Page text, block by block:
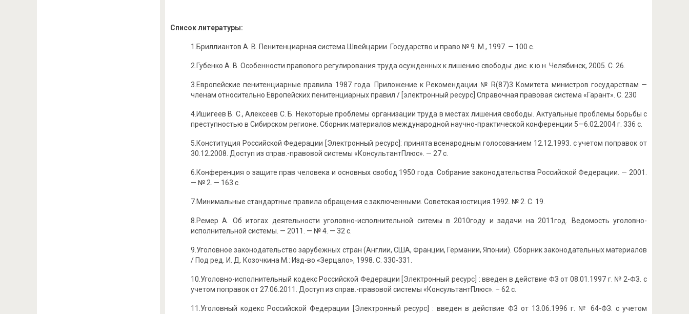
Список литературы:
1.Бриллиантов А. В. Пенитенциарная система Швейцарии. Государство и право № 9. М., 1997. — 100 с.
2.Губенко А. В. Особенности правового регулирования труда осужденных к лишению свободы: дис. к.ю.н. Челябинск, 2005. С. 26.
3.Европейские пенитенциарные правила 1987 года. Приложение к Рекомендации № R(87)3 Комитета министров государствам —
членам относительно Европейских пенитенциарных правил / [электронный ресурс] Справочная правовая система «Гарант». С. 230
4.Ишигеев В. С., Алексеев С. Б. Некоторые проблемы организации труда в местах лишения свободы. Актуальные проблемы борьбы с
преступностью в Сибирском регионе. Сборник материалов международной научно-практической конференции 5—6.02.2004 г. 336 с.
5.Конституция Российской Федерации [Электронный ресурс]: принята всенародным голосованием 12.12.1993. с учетом поправок от
30.12.2008. Доступ из справ.-правовой системы «КонсультантПлюс». — 27 с.
6.Конференция о защите прав человека и основных свобод 1950 года. Собрание законодательства Российской Федерации. — 2001.
— № 2. — 163 с.
7.Минимальные стандартные правила обращения с заключенными. Советская юстиция.1992. № 2. С. 19.
8.Ремер А. Об итогах деятельности уголовно-исполнительной ситемы в 2010году и задачи на 2011год. Ведомость уголовно-
исполнительной системы. — 2011. — № 4. — 32 с.
9.Уголовное законодательство зарубежных стран (Англии, США, Франции, Германии, Японии). Сборник законодательных материалов
/ Под ред. И. Д. Козочкина М.: Изд-во «Зерцало», 1998. С. 330-331.
10.Уголовно-исполнительный кодекс Российской Федерации [Электронный ресурс] : введен в действие ФЗ от 08.01.1997 г. № 2-ФЗ. с
учетом поправок от 27.06.2011. Доступ из справ.-правовой системы «КонсультантПлюс». – 62 с.
11.Уголовный кодекс Российской Федерации [Электронный ресурс] : введен в действие ФЗ от 13.06.1996 г. № 64-ФЗ. с учетом